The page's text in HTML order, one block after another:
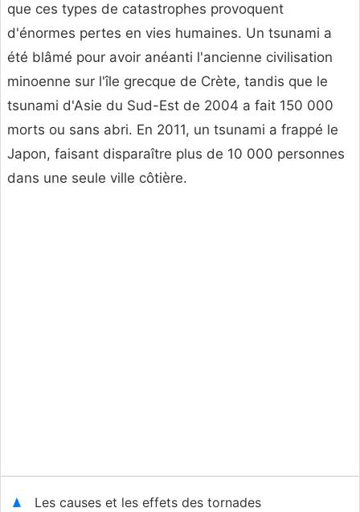
que ces types de catastrophes provoquent
d'énormes pertes en vies humaines. Un tsunami a
été blâmé pour avoir anéanti l'ancienne civilisation
minoenne sur l'île grecque de Crète, tandis que le
tsunami d'Asie du Sud-Est de 2004 a fait 150 000
morts ou sans abri. En 2011, un tsunami a frappé le
Japon, faisant disparaître plus de 10 000 personnes
dans une seule ville côtière.
Les causes et les effets des tornades